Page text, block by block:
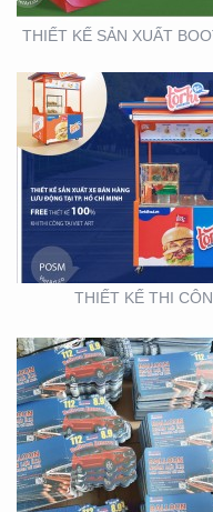
THIẾT KẾ SẢN XUẤT
THIẾT KẾ THI
THIẾT KẾ SẢN
RƠI TOYOTA
THIẾT KẾ SẢN
WOBLER ” TÀI
TOYOTA”